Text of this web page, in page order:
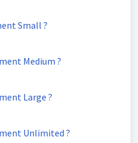
Small ?
Medium ?
Large ?
Unlimited ?